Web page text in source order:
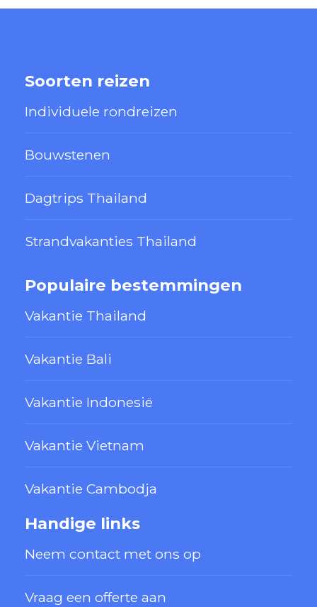
Soorten reizen
Individuele rondreizen
Bouwstenen
Dagtrips Thailand
Strandvakanties Thailand
Populaire bestemmingen
Vakantie Thailand
Vakantie Bali
Vakantie Indonesië
Vakantie Vietnam
Vakantie Cambodja
Handige links
Neem contact met ons op
Vraag een offerte aan